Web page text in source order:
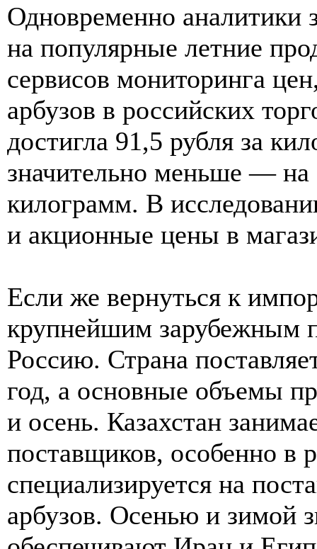
Одновременно аналитики
на популярные летние
сервисов мониторинга
арбузов в российских
достигла 91,5 рубля за
значительно меньше — на
килограмм. В
и акционные цены в
Если же вернуться к
крупнейшим зарубежным
Россию. Страна
год, а основные объемы
и осень. Казахстан
поставщиков, особенно в
специализируется на
арбузов. Осенью и зимой